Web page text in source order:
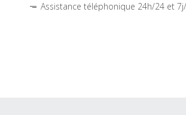
Assistance téléphonique 24h/24 et